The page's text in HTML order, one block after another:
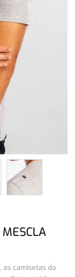
as camisetas da
com
com